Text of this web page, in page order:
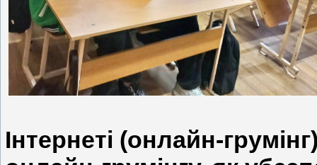
Інтернеті (онлайн-